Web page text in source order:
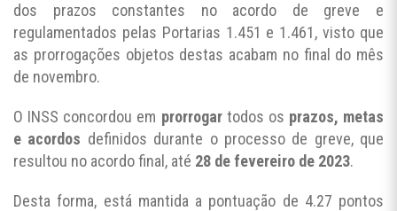
dos prazos constantes no acordo de greve e
regulamentados pelas Portarias 1.451 e 1.461, visto que
as prorrogações objetos destas acabam no final do mês
de novembro.
O INSS concordou em prorrogartodos os prazos, metas
e acordos definidos durante o processo de greve, que
resultou no acordo final, até 28 de fevereiro de 2023.
Desta forma, está mantida a pontuação de 4.27 pontos